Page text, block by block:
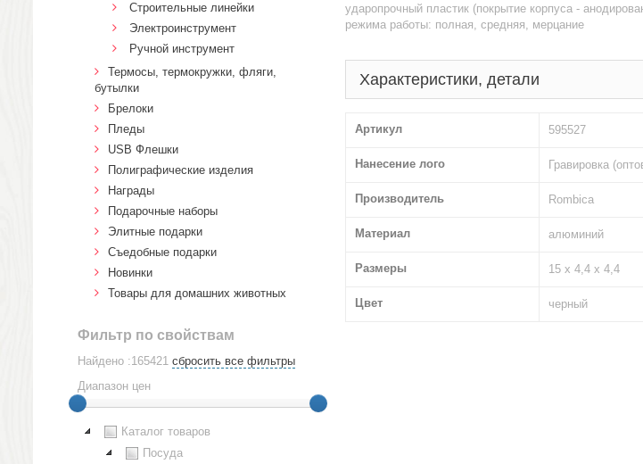
ударопрочный пластик (покрытие корпуса -
режима работы: полная, средняя, мерцание
Характеристики, детали
Артикул 595527
Нанесение лого Гравировка
Производитель Rombica
Материал алюминий
Размеры 15 х 4,4 х 4,4
Цвет черный
Строительные линейки
Электроинструмент
Ручной инструмент
Термосы, термокружки, фляги,
бутылки
Брелоки
Пледы
USB Флешки
Полиграфические изделия
Награды
Подарочные наборы
Элитные подарки
Cъедобные подарки
Новинки
Товары для домашних животных
Фильтр по свойствам
Найдено :165421 сбросить все фильтры
Диапазон цен
Каталог товаров
Посуда